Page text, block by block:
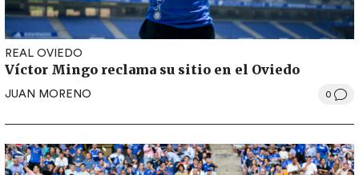
REAL OVIEDO
Víctor Mingo reclama su sitio en el Oviedo
JUAN MORENO 0